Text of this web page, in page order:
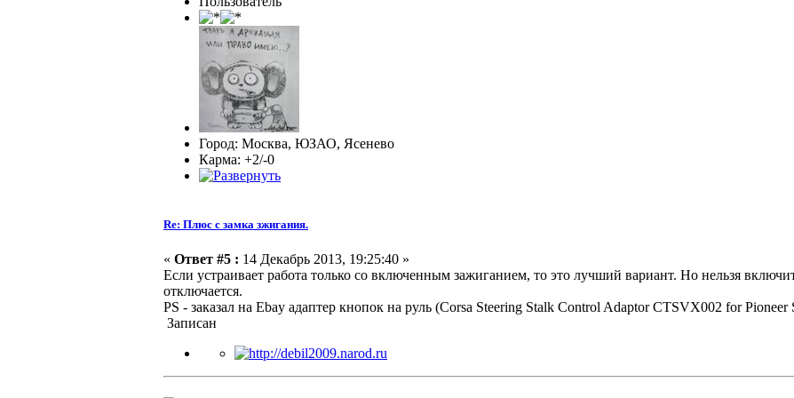
Город: Москва, ЮЗАО, Ясенево
Карма: +2/-0
Re: Плюс с замка зжигания.
« Ответ #5 : 14 Декабрь 2013, 19:25:40 »
Если устраивает работа только со включенным зажиганием, то это лучший вариант. Но нельзя
отключается.
PS - заказал на Ebay адаптер кнопок на руль (Corsa Steering Stalk Control Adaptor CTSVX002 for
Записан